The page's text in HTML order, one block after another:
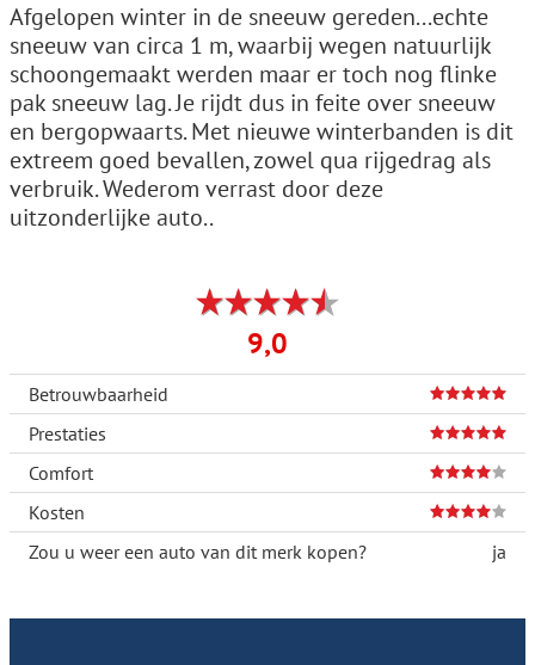
Afgelopen winter in de sneeuw gereden...echte
sneeuw van circa 1 m, waarbij wegen natuurlijk
schoongemaakt werden maar er toch nog flinke
pak sneeuw lag. Je rijdt dus in feite over sneeuw
en bergopwaarts. Met nieuwe winterbanden is dit
extreem goed bevallen, zowel qua rijgedrag als
verbruik. Wederom verrast door deze
uitzonderlijke auto..
9,0
Betrouwbaarheid
Prestaties
Comfort
Kosten
Zou u weer een auto van dit merk kopen?
ja